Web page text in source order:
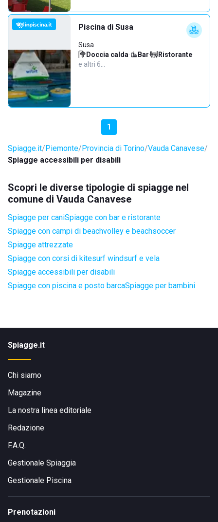
Piscina di Susa
Susa
Doccia calda· Bar· Ristorante·
e altri 6…
1
Spiagge.it Piemonte Provincia di Torino Vauda Canavese
Spiagge accessibili per disabili
Scopri le diverse tipologie di spiagge nel
comune di Vauda Canavese
Spiagge per caniSpiagge con bar e ristorante
Spiagge con campi di beachvolley e beachsoccer
Spiagge attrezzate
Spiagge con corsi di kitesurf windsurf e vela
Spiagge accessibili per disabili
Spiagge con piscina e posto barcaSpiagge per bambini
Spiagge.it
Chi siamo
Magazine
La nostra linea editoriale
Redazione
F.A.Q.
Gestionale Spiaggia
Gestionale Piscina
Prenotazioni